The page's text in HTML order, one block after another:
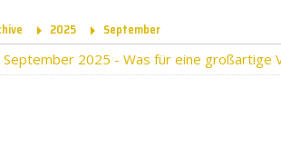
2025 September
September 2025 - Was für eine großartige